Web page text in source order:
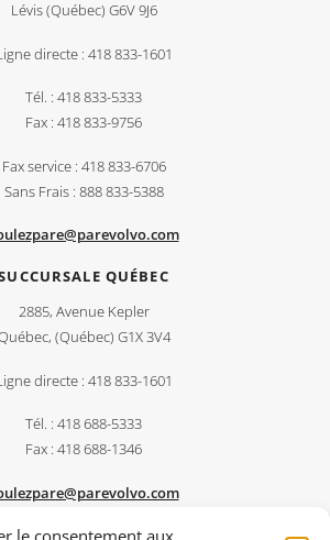
le consentement aux
Lévis (Québec) G6V 9J6
directe : 418 833-1601
Tél. : 418 833-5333
Fax : 418 833-9756
Fax service : 418 833-6706
Sans Frais : 888 833-5388
QUÉBEC
2885, Avenue Kepler
(Québec) G1X 3V4
directe : 418 833-1601
Tél. : 418 688-5333
Fax : 418 688-1346
CENTRE DU CAMION